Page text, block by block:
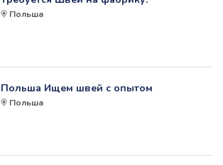
Польша
Польша Ищем швей с опытом
Польша